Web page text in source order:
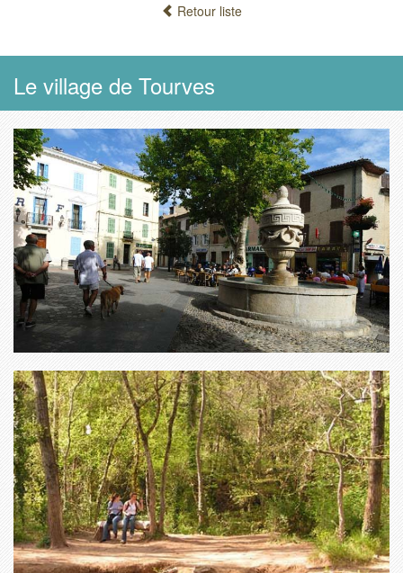
Retour liste
Le village de Tourves